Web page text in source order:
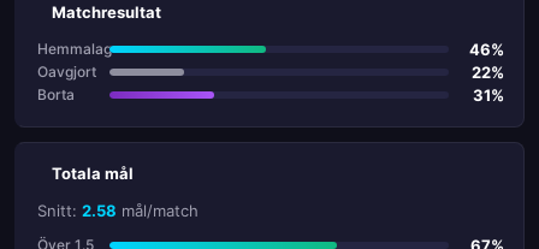
Matchresultat
Hemmalag 46%
Oavgjort 22%
Borta 31%
Totala mål
Snitt: 2.58 mål/match
Över 1.5 67%